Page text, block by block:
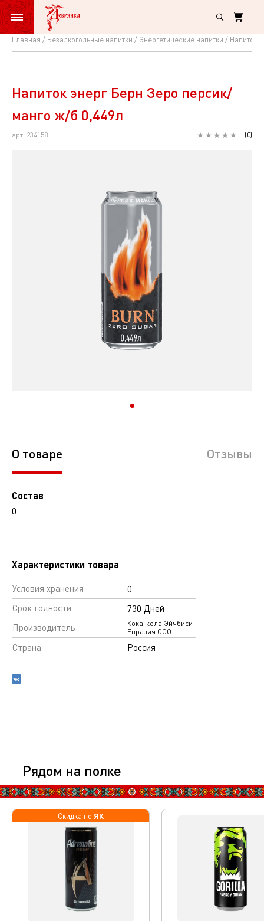
Главная Безалкогольные напитки Энергетические напитки Напиток
Напиток
Берн
Зеро
персик/
Напиток энерг Берн Зеро персик/
манго ж/б 0,449л
арт: 234158 (0)
О товаре Отзывы
Состав
0
Характеристики товара
Условия хранения
0
Срок годности
730 Дней
Производитель
Кока-кола Эйчбиси
Евразия ООО
Страна Россия
Рядом на полке
Скидка по ЯК